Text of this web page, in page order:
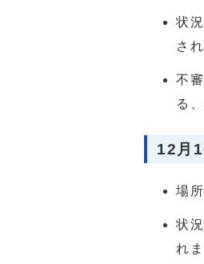
状
さ
不
る
12月
場
状
れ